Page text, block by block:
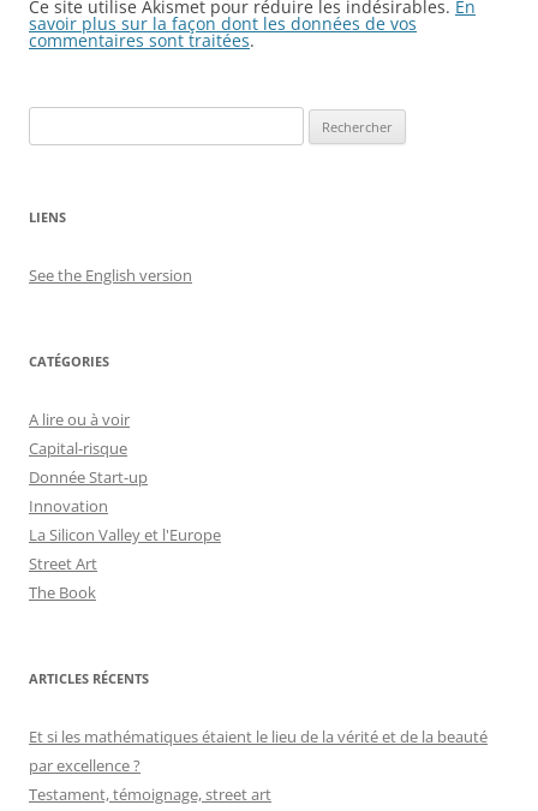
Ce site utilise Akismet pour réduire les indésirables. En
savoir plus sur la façon dont les données de vos
commentaires sont traitées.
LIENS
See the English version
CATÉGORIES
A lire ou à voir
Capital-risque
Donnée Start-up
Innovation
La Silicon Valley et l'Europe
Street Art
The Book
ARTICLES RÉCENTS
Et si les mathématiques étaient le lieu de la vérité et de la beauté
par excellence ?
Testament, témoignage, street art